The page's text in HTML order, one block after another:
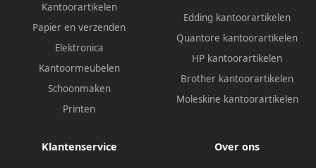
Kantoorartikelen
Papier en verzenden
Elektronica
Kantoormeubelen
Schoonmaken
Printen
Edding kantoorartikelen
Quantore kantoorartikelen
HP kantoorartikelen
Brother kantoorartikelen
Moleskine kantoorartikelen
Klantenservice Over ons